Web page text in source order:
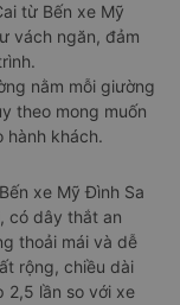
từ Bến xe Mỹ
vách ngăn, đảm
nằm mỗi giường
theo mong muốn
hành khách.
xe Mỹ Đình Sa
có dây thắt an
thoải mái và dễ
rộng, chiều dài
2,5 lần so với xe